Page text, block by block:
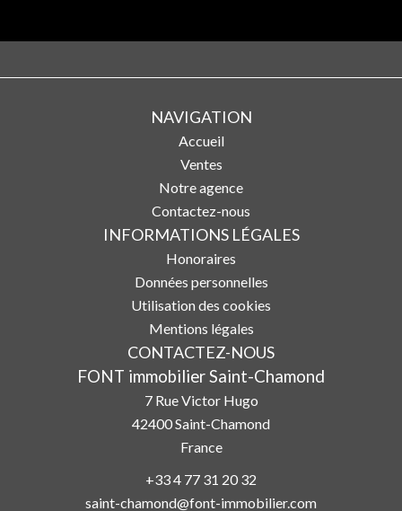
NAVIGATION
Accueil
Ventes
Notre agence
Contactez-nous
INFORMATIONS LÉGALES
Honoraires
Données personnelles
Utilisation des cookies
Mentions légales
CONTACTEZ-NOUS
FONT immobilier Saint-Chamond
7 Rue Victor Hugo
42400Saint-Chamond
France
+33 4 77 31 20 32
saint-chamond@font-immobilier.com